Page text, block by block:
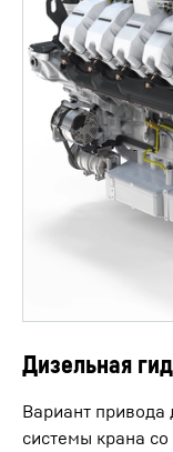
Дизельная
Вариант привода
системы крана